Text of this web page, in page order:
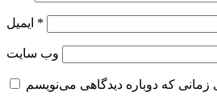
*
وب‌ سایت